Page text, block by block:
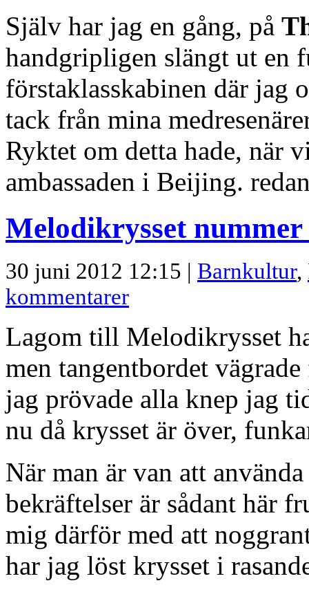
Själv har jag en gång, på
handgripligen slängt ut en
förstaklasskabinen där jag
tack från mina
Ryktet om detta hade, när
ambassaden i Beijing.
Melodikrysset nummer
30 juni 2012 12:15 | Barnkultur,
kommentarer
Lagom till Melodikrysset
men tangentbordet
jag prövade alla knep jag
nu då krysset är över,
När man är van att
bekräftelser är sådant här
mig därför med att
har jag löst krysset i